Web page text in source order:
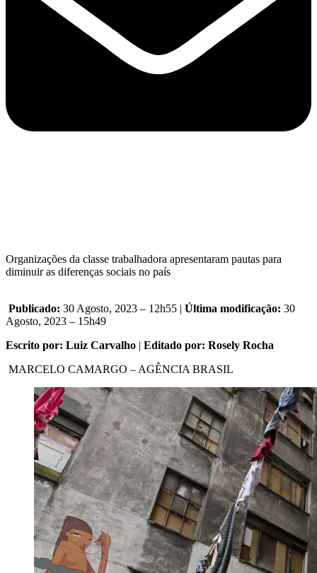
Organizações da classe trabalhadora apresentaram pautas para
diminuir as diferenças sociais no país
Publicado: 30 Agosto, 2023 – 12h55 | Última modificação: 30
Agosto, 2023 – 15h49
Escrito por: Luiz Carvalho | Editado por: Rosely Rocha
MARCELO CAMARGO – AGÊNCIA BRASIL